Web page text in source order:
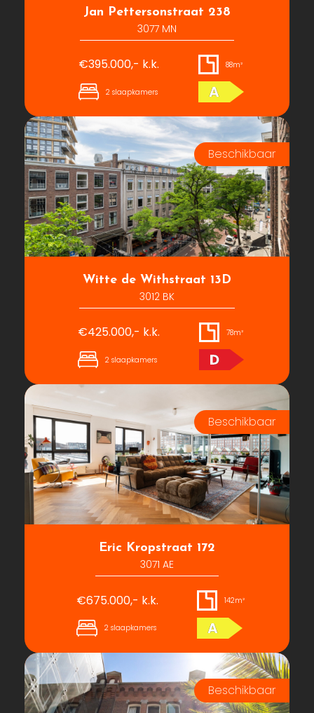
Jan Pettersonstraat 238
3077 MN
€395.000,- k.k. 88m²
2 slaapkamers A
Witte de Withstraat 13D
3012 BK
€425.000,- k.k. 78m²
2 slaapkamers D
Eric Kropstraat 172
3071 AE
€675.000,- k.k. 142m²
2 slaapkamers A